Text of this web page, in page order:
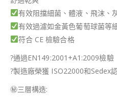
有效阻擋細菌、體液、飛沫、
有效過濾如金黃色葡萄球菌等
符合 CE 檢驗合格
?通過EN149:2001+A1:2009檢驗
?製造廠榮獲 ISO22000和Sedex
㊙三層構造: